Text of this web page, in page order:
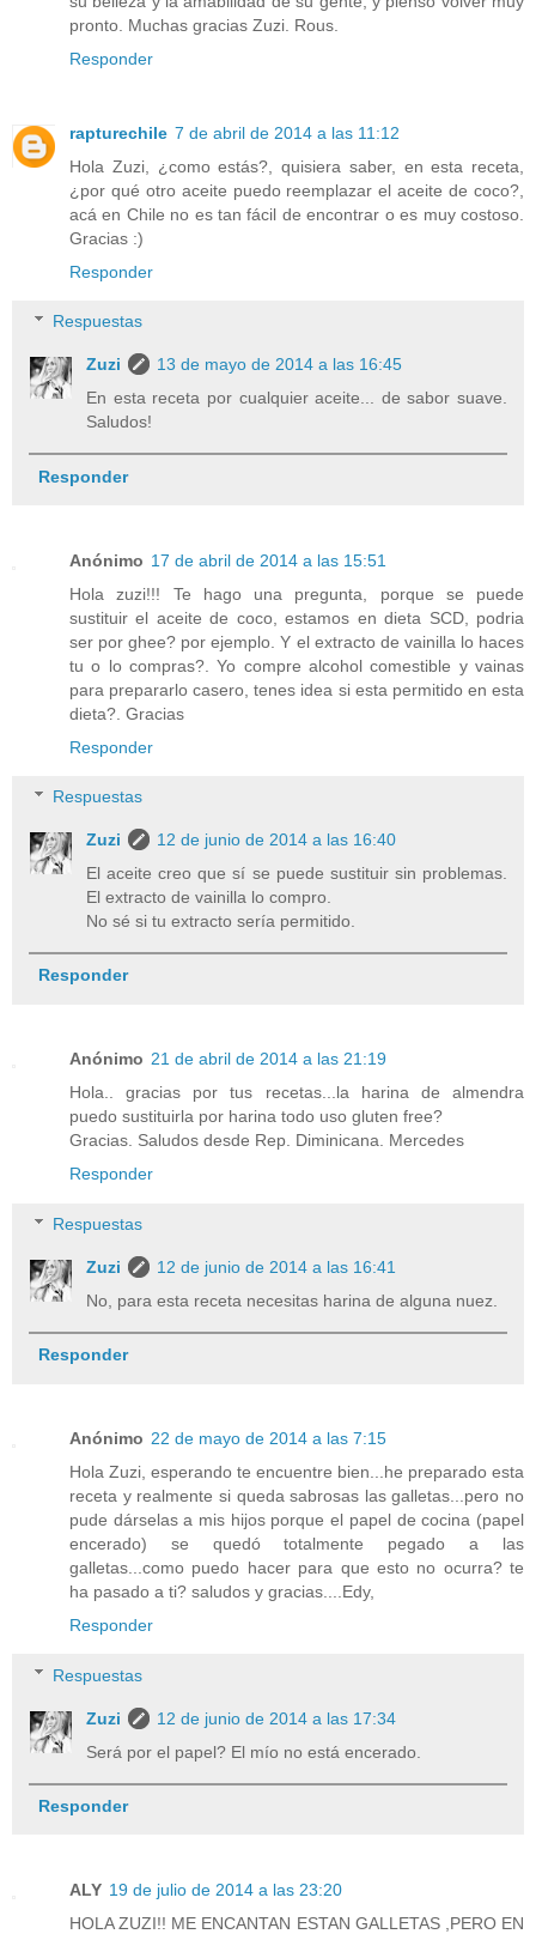
pronto. Muchas gracias Zuzi. Rous.
Responder
rapturechile 7 de abril de 2014 a las 11:12
Hola Zuzi, ¿como estás?, quisiera saber, en esta receta,
¿por qué otro aceite puedo reemplazar el aceite de coco?,
acá en Chile no es tan fácil de encontrar o es muy costoso.
Gracias :)
Responder
Respuestas
Zuzi
13 de mayo de 2014 a las 16:45
En esta receta por cualquier aceite... de sabor suave.
Saludos!
Responder
Anónimo 17 de abril de 2014 a las 15:51
Hola zuzi!!! Te hago una pregunta, porque se puede
sustituir el aceite de coco, estamos en dieta SCD, podria
ser por ghee? por ejemplo. Y el extracto de vainilla lo haces
tu o lo compras?. Yo compre alcohol comestible y vainas
para prepararlo casero, tenes idea si esta permitido en esta
dieta?. Gracias
Responder
Respuestas
Zuzi
12 de junio de 2014 a las 16:40
El aceite creo que sí se puede sustituir sin problemas.
El extracto de vainilla lo compro.
No sé si tu extracto sería permitido.
Responder
Anónimo 21 de abril de 2014 a las 21:19
Hola.. gracias por tus recetas...la harina de almendra
puedo sustituirla por harina todo uso gluten free?
Gracias. Saludos desde Rep. Diminicana. Mercedes
Responder
Respuestas
Zuzi
12 de junio de 2014 a las 16:41
No, para esta receta necesitas harina de alguna nuez.
Responder
Anónimo 22 de mayo de 2014 a las 7:15
Hola Zuzi, esperando te encuentre bien...he preparado esta
receta y realmente si queda sabrosas las galletas...pero no
pude dárselas a mis hijos porque el papel de cocina (papel
encerado) se quedó totalmente pegado a las
galletas...como puedo hacer para que esto no ocurra? te
ha pasado a ti? saludos y gracias....Edy,
Responder
Respuestas
Zuzi
12 de junio de 2014 a las 17:34
Será por el papel? El mío no está encerado.
Responder
ALY 19 de julio de 2014 a las 23:20
HOLA ZUZI!! ME ENCANTAN ESTAN GALLETAS ,PERO EN